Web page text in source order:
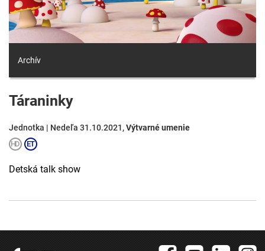
Archív
Táraninky
Jednotka | Nedeľa 31.10.2021,Výtvarné umenie
Detská talk show